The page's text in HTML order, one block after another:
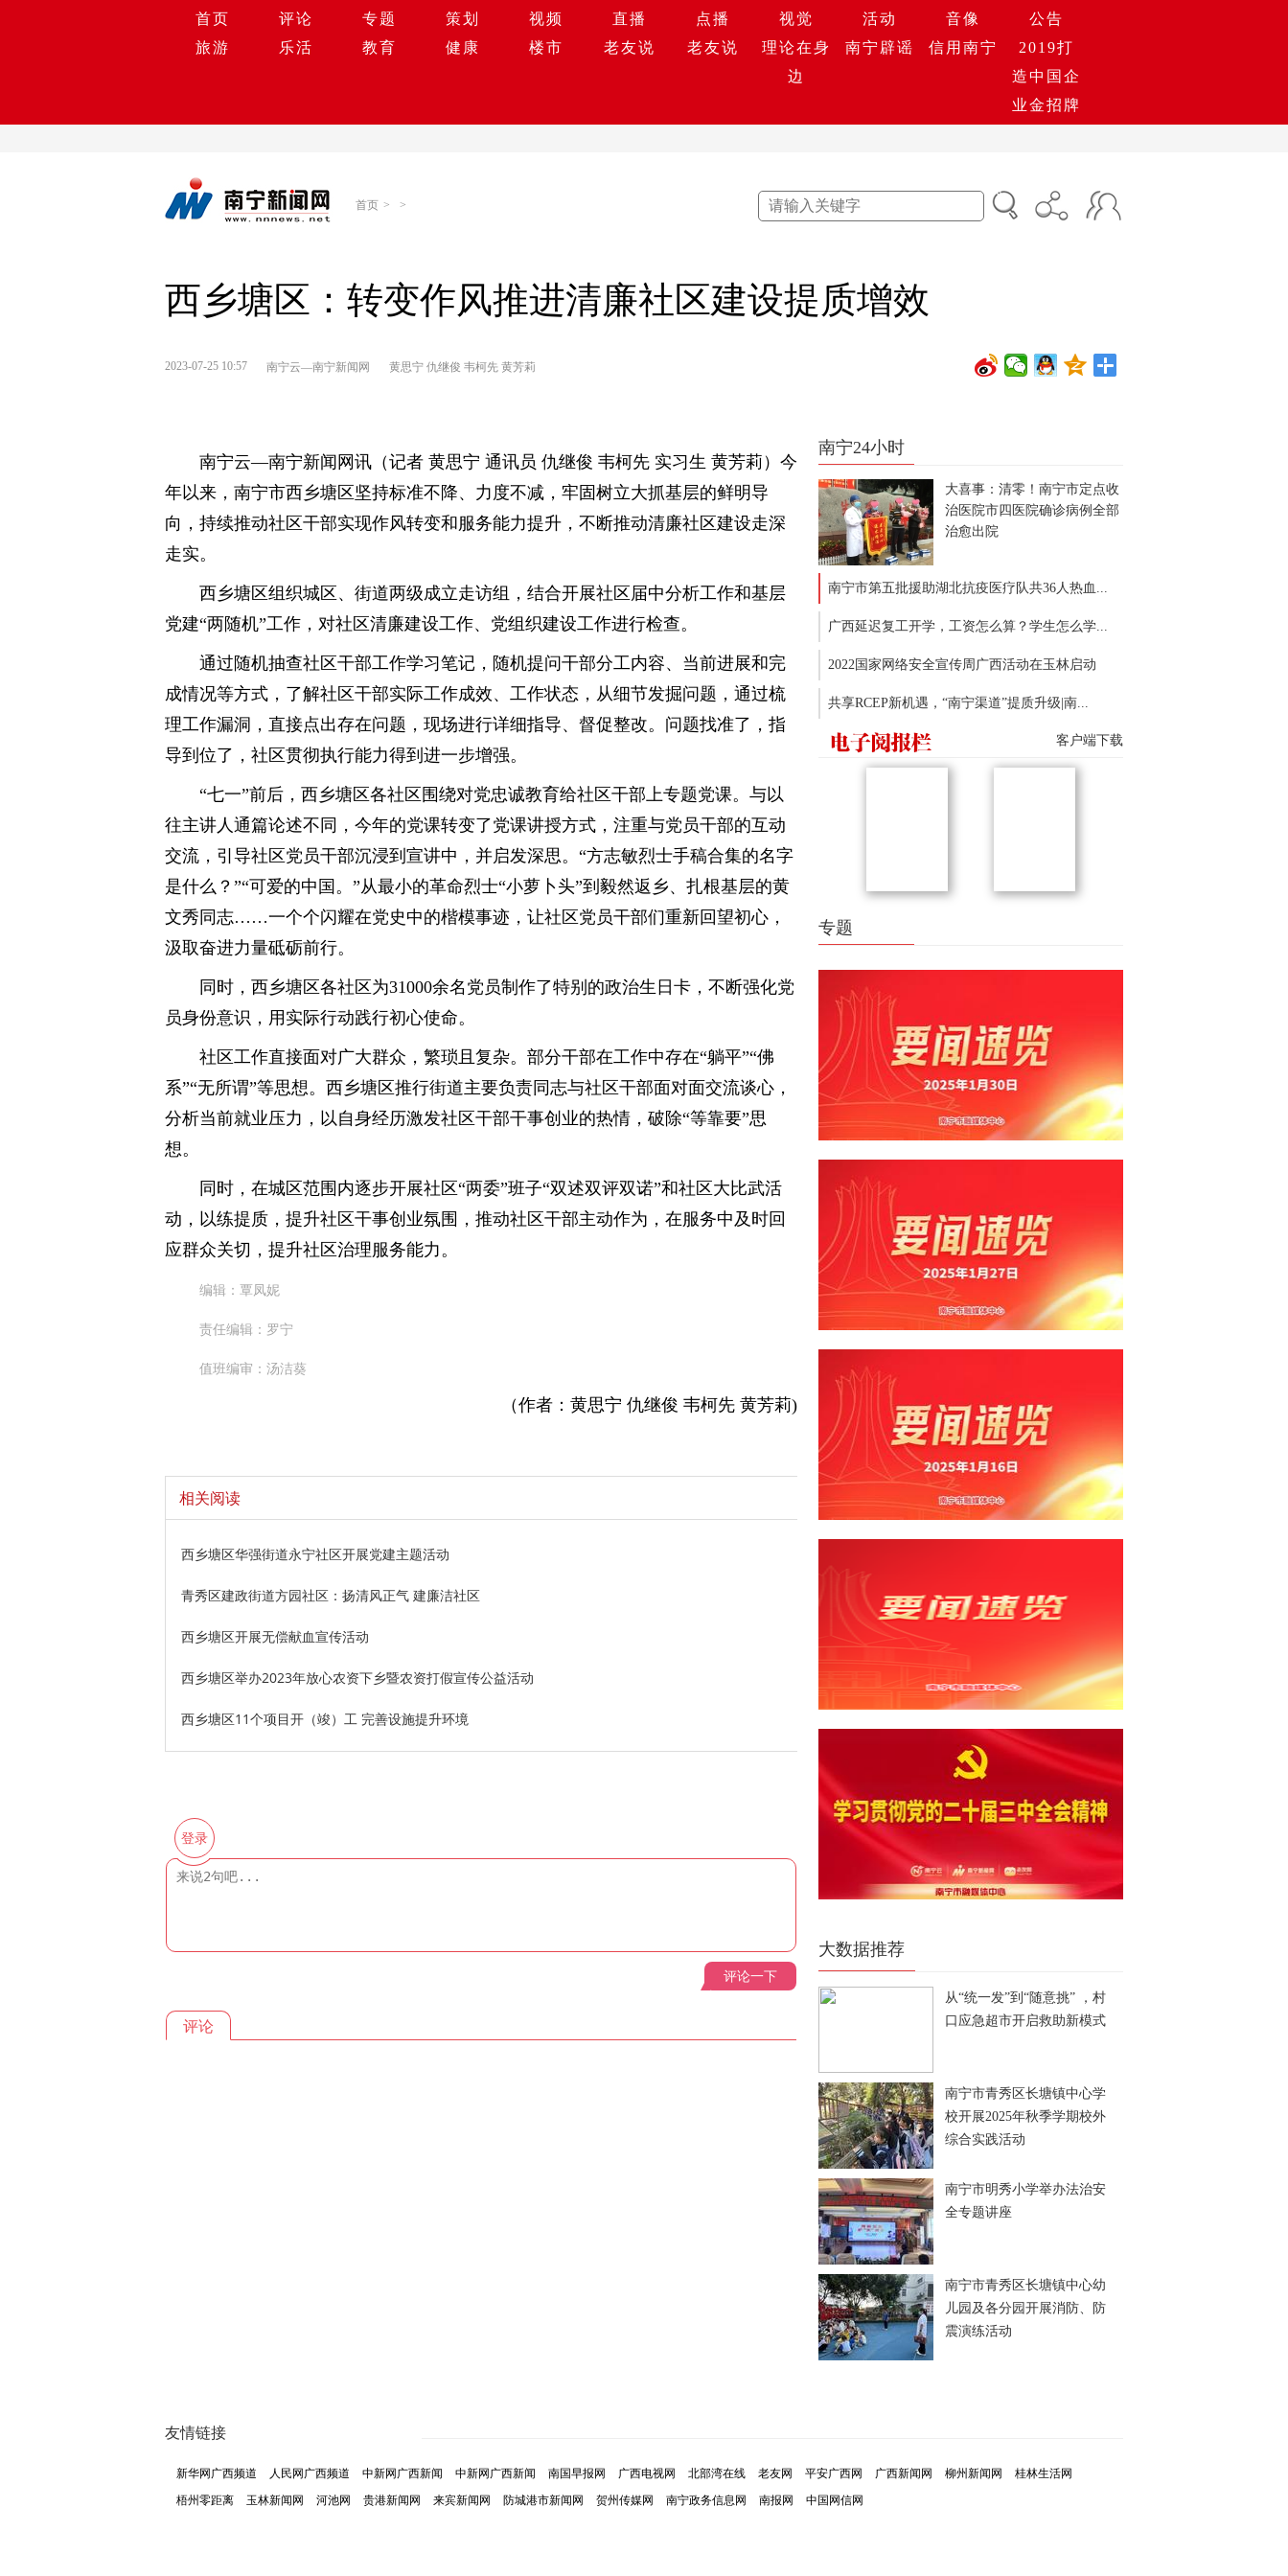
首页 评论 专题 策划 视频 直播 点播 视觉 活动 音像
公告
旅游
乐活 教育 健康 楼市 老友说 老友说
理论在身
边
南宁辟谣 信用南宁
2019打
造中国企
业金招牌
首页 > >
西乡塘区：转变作风推进清廉社区建设提质增效
2023-07-25 10:57 南宁云—南宁新闻网 黄思宁 仇继俊 韦柯先 黄芳莉
南宁云—南宁新闻网讯（记者 黄思宁 通讯员 仇继俊 韦柯先 实习生 黄芳莉）今
年以来，南宁市西乡塘区坚持标准不降、力度不减，牢固树立大抓基层的鲜明导
向，持续推动社区干部实现作风转变和服务能力提升，不断推动清廉社区建设走深
走实。
西乡塘区组织城区、街道两级成立走访组，结合开展社区届中分析工作和基层
党建“两随机”工作，对社区清廉建设工作、党组织建设工作进行检查。
通过随机抽查社区干部工作学习笔记，随机提问干部分工内容、当前进展和完
成情况等方式，了解社区干部实际工作成效、工作状态，从细节发掘问题，通过梳
理工作漏洞，直接点出存在问题，现场进行详细指导、督促整改。问题找准了，指
导到位了，社区贯彻执行能力得到进一步增强。
“七一”前后，西乡塘区各社区围绕对党忠诚教育给社区干部上专题党课。与以
往主讲人通篇论述不同，今年的党课转变了党课讲授方式，注重与党员干部的互动
交流，引导社区党员干部沉浸到宣讲中，并启发深思。“方志敏烈士手稿合集的名字
是什么？”“可爱的中国。”从最小的革命烈士“小萝卜头”到毅然返乡、扎根基层的黄
文秀同志……一个个闪耀在党史中的楷模事迹，让社区党员干部们重新回望初心，
汲取奋进力量砥砺前行。
同时，西乡塘区各社区为31000余名党员制作了特别的政治生日卡，不断强化党
员身份意识，用实际行动践行初心使命。
社区工作直接面对广大群众，繁琐且复杂。部分干部在工作中存在“躺平”“佛
系”“无所谓”等思想。西乡塘区推行街道主要负责同志与社区干部面对面交流谈心，
分析当前就业压力，以自身经历激发社区干部干事创业的热情，破除“等靠要”思
想。
同时，在城区范围内逐步开展社区“两委”班子“双述双评双诺”和社区大比武活
动，以练提质，提升社区干事创业氛围，推动社区干部主动作为，在服务中及时回
应群众关切，提升社区治理服务能力。
编辑：覃凤妮
责任编辑：罗宁
值班编审：汤洁葵
（作者：黄思宁 仇继俊 韦柯先 黄芳莉)
相关阅读
西乡塘区华强街道永宁社区开展党建主题活动
青秀区建政街道方园社区：扬清风正气 建廉洁社区
西乡塘区开展无偿献血宣传活动
西乡塘区举办2023年放心农资下乡暨农资打假宣传公益活动
西乡塘区11个项目开（竣）工 完善设施提升环境
登录
评论一下
评论
南宁24小时
大喜事：清零！南宁市定点收
治医院市四医院确诊病例全部
治愈出院
南宁市第五批援助湖北抗疫医疗队共36人热血...
广西延迟复工开学，工资怎么算？学生怎么学...
2022国家网络安全宣传周广西活动在玉林启动
共享RCEP新机遇，“南宁渠道”提质升级|南...
客户端下载
专题
大数据推荐
从“统一发”到“随意挑” ，村
口应急超市开启救助新模式
南宁市青秀区长塘镇中心学
校开展2025年秋季学期校外
综合实践活动
南宁市明秀小学举办法治安
全专题讲座
南宁市青秀区长塘镇中心幼
儿园及各分园开展消防、防
震演练活动
友情链接
新华网广西频道 人民网广西频道 中新网广西新闻 中新网广西新闻 南国早报网 广西电视网 北部湾在线 老友网 平安广西网 广西新闻网 柳州新闻网
桂林生活网
梧州零距离
玉林新闻网 河池网 贵港新闻网 来宾新闻网 防城港市新闻网 贺州传媒网 南宁政务信息网 南报网 中国网信网